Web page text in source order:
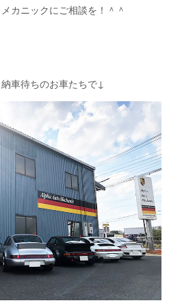
カニックにご相談を！＾＾
車待ちのお車たちで↓